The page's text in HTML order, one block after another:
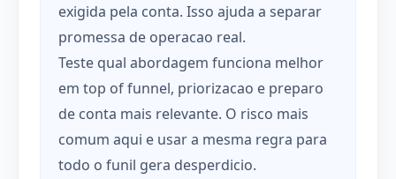
exigida pela conta. Isso ajuda a separar
promessa de operacao real.
Teste qual abordagem funciona melhor
em top of funnel, priorizacao e preparo
de conta mais relevante. O risco mais
comum aqui e usar a mesma regra para
todo o funil gera desperdicio.